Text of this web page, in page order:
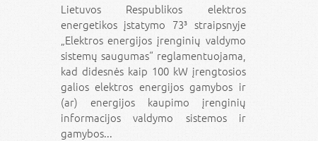
Lietuvos Respublikos elektros
energetikos įstatymo 73³ straipsnyje
„Elektros energijos įrenginių valdymo
sistemų saugumas“ reglamentuojama,
kad didesnės kaip 100 kW įrengtosios
galios elektros energijos gamybos ir
(ar) energijos kaupimo įrenginių
informacijos valdymo sistemos ir
gamybos...